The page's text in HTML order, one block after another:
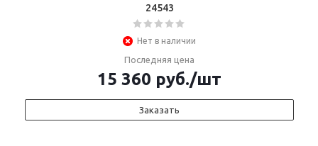
24543
Нет в наличии
Последняя цена
15 360 руб./шт
Заказать